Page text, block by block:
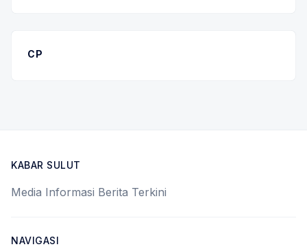
CP
KABAR SULUT
Media Informasi Berita Terkini
NAVIGASI